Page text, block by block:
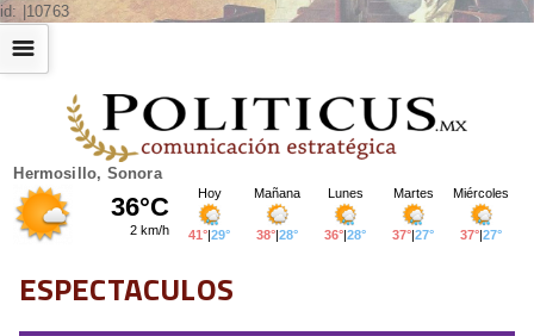
id: |10763
Hermosillo, Sonora
☰
ESPECTACULOS